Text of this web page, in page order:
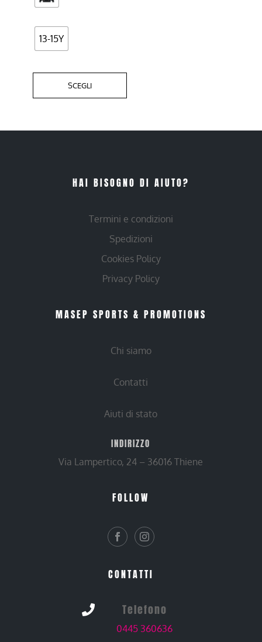
13-15Y
SCEGLI
nella
del
prodotto
HAI BISOGNO DI AIUTO?
Termini e condizioni
Spedizioni
Cookies Policy
Privacy Policy
MASEP SPORTS & PROMOTIONS
Chi siamo
Contatti
Aiuti di stato
INDIRIZZO
Via Lampertico, 24 – 36016 Thiene
FOLLOW
CONTATTI
 Telefono
0445 360636